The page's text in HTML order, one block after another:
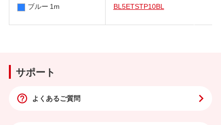
ブルー 1m BL5ETSTP10BL
サポート
よくあるご質問